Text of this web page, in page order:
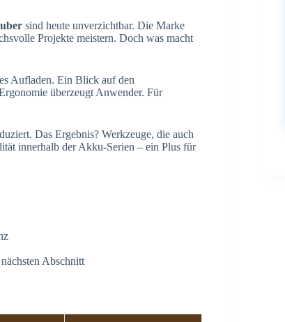
sind heute unverzichtbar. Die Marke
Projekte meistern. Doch was macht
Aufladen. Ein Blick auf den
überzeugt Anwender. Für
Das Ergebnis? Werkzeuge, die auch
innerhalb der Akku-Serien – ein Plus für
Abschnitt